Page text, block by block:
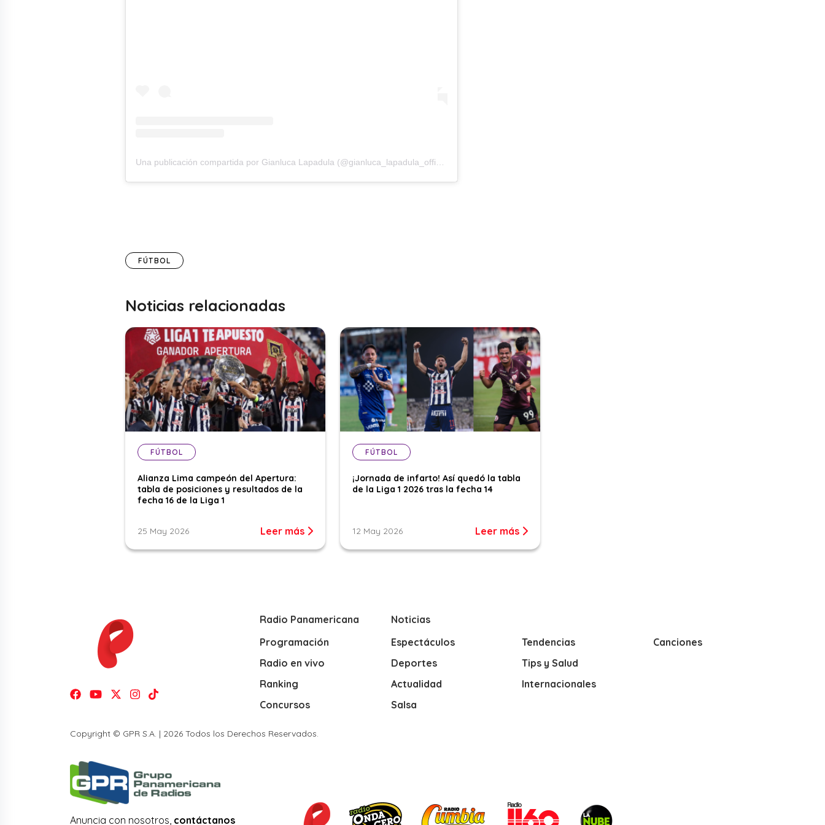
FÚTBOL
Noticias relacionadas
FÚTBOL
Alianza Lima campeón del Apertura:
tabla de posiciones y resultados de la
fecha 16 de la Liga 1
25 May 2026 Leer más
FÚTBOL
¡Jornada de infarto! Así quedó la tabla
de la Liga 1 2026 tras la fecha 14
12 May 2026 Leer más
Radio Panamericana
Programación
Radio en vivo
Ranking
Concursos
Noticias
Espectáculos
Deportes
Actualidad
Salsa
Tendencias
Tips y Salud
Internacionales
Canciones
Copyright © GPR S.A. | 2026 Todos los Derechos Reservados.
Anuncia con nosotros, contáctanos